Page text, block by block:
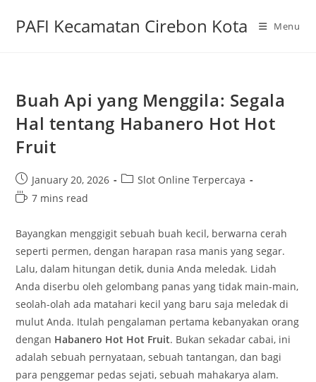
PAFI Kecamatan Cirebon Kota Menu
Buah Api yang Menggila: Segala
Hal tentang Habanero Hot Hot
Fruit
Post
published:
January 20, 2026
PostSlot Online Terpercaya
Reading
7 mins read
Bayangkan menggigit sebuah buah kecil, berwarna cerah
seperti permen, dengan harapan rasa manis yang segar.
Lalu, dalam hitungan detik, dunia Anda meledak. Lidah
Anda diserbu oleh gelombang panas yang tidak main-main,
seolah-olah ada matahari kecil yang baru saja meledak di
mulut Anda. Itulah pengalaman pertama kebanyakan orang
dengan Habanero Hot Hot Fruit. Bukan sekadar cabai, ini
adalah sebuah pernyataan, sebuah tantangan, dan bagi
para penggemar pedas sejati, sebuah mahakarya alam.